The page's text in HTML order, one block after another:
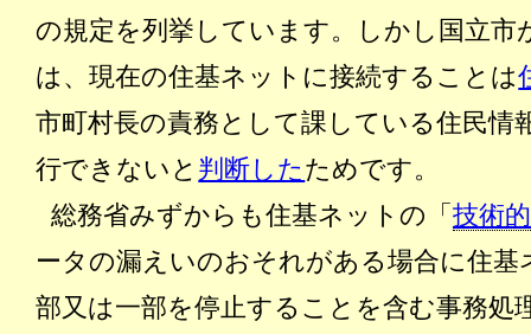
の規定を列挙しています。しかし国立市
は、現在の住基ネットに接続することは
市町村長の責務として課している住民情
行できないと 判断した ためです。
総務省みずからも住基ネットの「技術
ータの漏えいのおそれがある場合に住
部又は一部を停止することを含む事務処